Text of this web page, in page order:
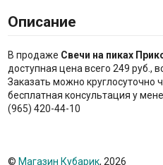
Описание
В продаже Свечи на пиках
доступная цена всего 249 руб.,
Заказать можно круглосуточно
бесплатная консультация у
(965) 420-44-10
© Магазин Кубарик, 2026